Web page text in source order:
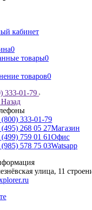
кабинет
0
товары0
товаров0
333-01-79
Назад
333-01-79
268 05 27Магазин
759 01 61Офис
578 75 03Watsapp
улица, 11